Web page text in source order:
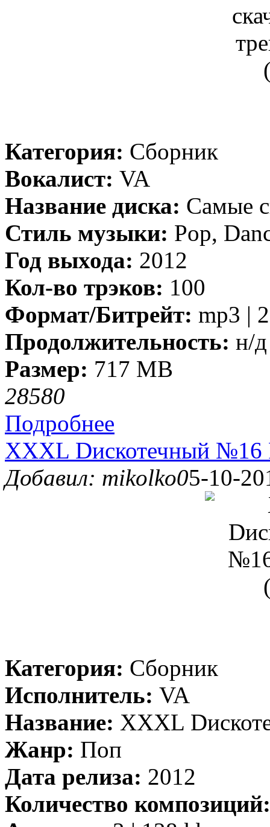
Категория: Сборник
Вокалист: VA
Название диска: Самые
Стиль музыки: Pop,
Год выхода: 2012
Кол-во трэков: 100
Формат/Битрейт: mp3 |
Продолжительность: н/д
Размер: 717 MB
28580
Подробнее
XXXL Dискотечный №16
Добавил: mikolko05-10-
Категория: Сборник
Исполнитель: VA
Название: XXXL
Жанр: Поп
Дата релиза: 2012
Количество композиций: